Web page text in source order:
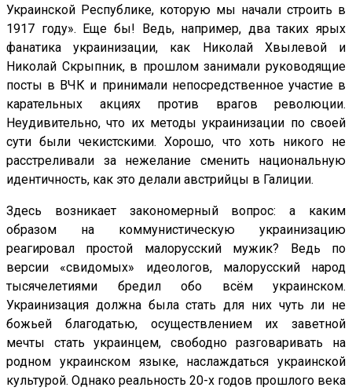
Украинской Республике, которую мы начали строить в
1917 году». Еще бы! Ведь, например, два таких ярых
фанатика украинизации, как Николай Хвылевой и
Николай Скрыпник, в прошлом занимали руководящие
посты в ВЧК и принимали непосредственное участие в
карательных акциях против врагов революции.
Неудивительно, что их методы украинизации по своей
сути были чекистскими. Хорошо, что хоть никого не
расстреливали за нежелание сменить национальную
идентичность, как это делали австрийцы в Галиции.
Здесь возникает закономерный вопрос: а каким
образом на коммунистическую украинизацию
реагировал простой малорусский мужик? Ведь по
версии «свидомых» идеологов, малорусский народ
тысячелетиями бредил обо всём украинском.
Украинизация должна была стать для них чуть ли не
божьей благодатью, осуществлением их заветной
мечты стать украинцем, свободно разговаривать на
родном украинском языке, наслаждаться украинской
культурой. Однако реальность 20-х годов прошлого века